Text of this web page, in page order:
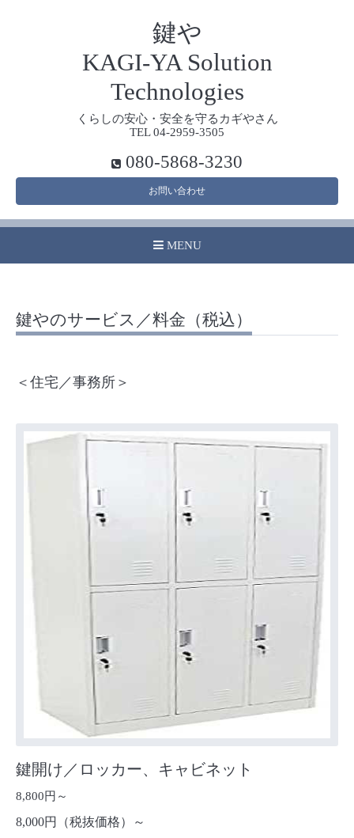
鍵や
KAGI-YA Solution
Technologies
くらしの安心・安全を守るカギやさん
TEL 04-2959-3505
080-5868-3230
お問い合わせ
MENU
鍵やのサービス／料金（税込）
＜住宅／事務所＞
鍵開け／ロッカー、キャビネット
8,800円～
8,000円（税抜価格）～